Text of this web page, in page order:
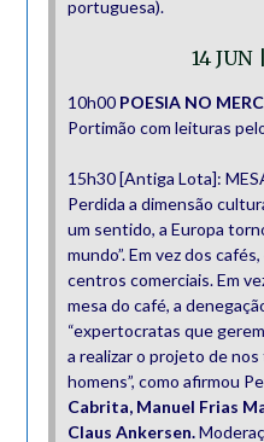
portuguesa).
14 JUN
10h00 POESIA NO
Portimão com leituras
15h30 [Antiga Lota]:
Perdida a dimensão
um sentido, a Europa
mundo”. Em vez dos
centros comerciais. Em
mesa do café, a
“expertocratas que
a realizar o projeto de
homens”, como afirmou
Cabrita, Manuel Frias
Claus Ankersen.